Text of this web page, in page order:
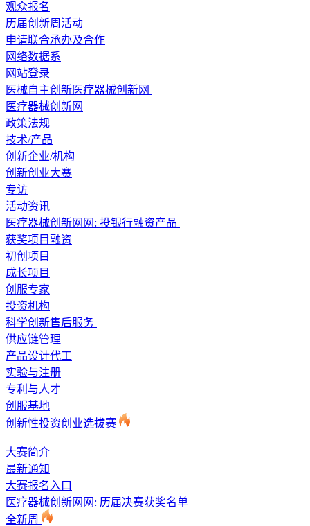
观众报名
历届创新周活动
申请联合承办及合作
网络数据系
网站登录
医械自主创新医疗器械创新网
医疗器械创新网
政策法规
技术/产品
创新企业/机构
创新创业大赛
专访
活动资讯
医疗器械创新网网: 投银行融资产品
获奖项目融资
初创项目
成长项目
创服专家
投资机构
科学创新售后服务
供应链管理
产品设计代工
实验与注册
专利与人才
创服基地
创新性投资创业选拔赛
大赛简介
最新通知
大赛报名入口
医疗器械创新网网: 历届决赛获奖名单
全新周